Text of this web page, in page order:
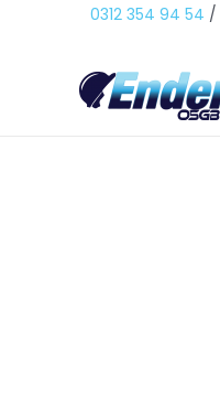
0312 354 94 54 /